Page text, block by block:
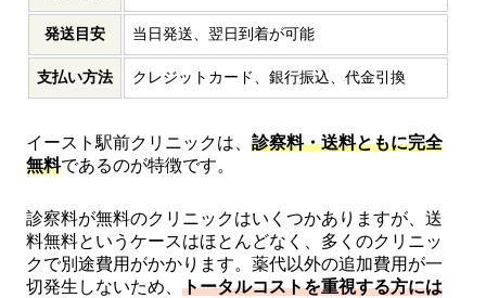
発送目安 当日発送、翌日到着が可能
支払い方法 クレジットカード、銀行振込、代金引換
イースト駅前クリニックは、 診察料・送料ともに完全
無料であるのが特徴です。
診察料が無料のクリニックはいくつかありますが、送
料無料というケースはほとんどなく、多くのクリニッ
クで別途費用がかかります。薬代以外の追加費用が一
切発生しないため、 トータルコストを重視する方には